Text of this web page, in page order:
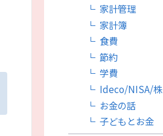
家計管理
家計簿
食費
節約
学費
Ideco/NISA/株
お金の話
子どもとお金